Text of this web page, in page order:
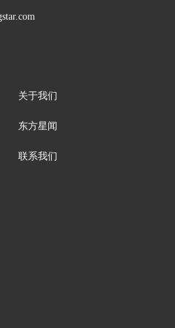
关于我们
东方星闻
联系我们